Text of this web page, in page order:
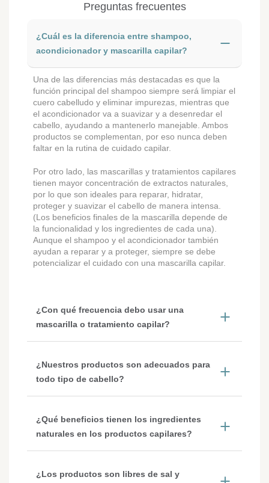
Preguntas frecuentes
¿Cuál es la diferencia entre shampoo,
acondicionador y mascarilla capilar?
Una de las diferencias más destacadas es que la
función principal del shampoo siempre será limpiar el
cuero cabelludo y eliminar impurezas, mientras que
el acondicionador va a suavizar y a desenredar el
cabello, ayudando a mantenerlo manejable. Ambos
productos se complementan, por eso nunca deben
faltar en la rutina de cuidado capilar.
Por otro lado, las mascarillas y tratamientos capilares
tienen mayor concentración de extractos naturales,
por lo que son ideales para reparar, hidratar,
proteger y suavizar el cabello de manera intensa.
(Los beneficios finales de la mascarilla depende de
la funcionalidad y los ingredientes de cada una).
Aunque el shampoo y el acondicionador también
ayudan a reparar y a proteger, siempre se debe
potencializar el cuidado con una mascarilla capilar.
¿Con qué frecuencia debo usar una
mascarilla o tratamiento capilar?
¿Nuestros productos son adecuados para
todo tipo de cabello?
¿Qué beneficios tienen los ingredientes
naturales en los productos capilares?
¿Los productos son libres de sal y